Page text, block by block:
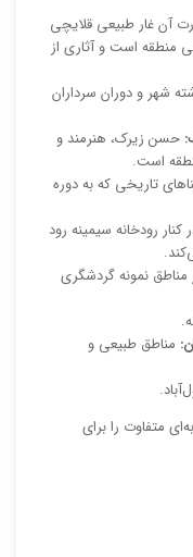
آن غار طبیعی قلایچی
منطقه است و آثاری از
شهر و دوران سرداران
حسن زیرک، هنرمند و
است.
تاریخی که به دوره
کنار رودخانه سیمینه رود
مناطق نمونه گردشگری
مناطق طبیعی و
متفاوت را برای